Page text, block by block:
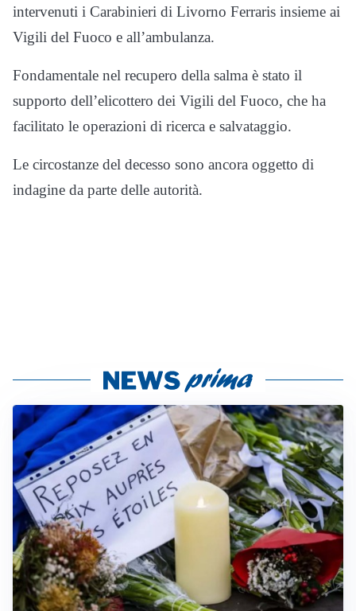
intervenuti i Carabinieri di Livorno Ferraris insieme ai
Vigili del Fuoco e all’ambulanza.
Fondamentale nel recupero della salma è stato il
supporto dell’elicottero dei Vigili del Fuoco, che ha
facilitato le operazioni di ricerca e salvataggio.
Le circostanze del decesso sono ancora oggetto di
indagine da parte delle autorità.